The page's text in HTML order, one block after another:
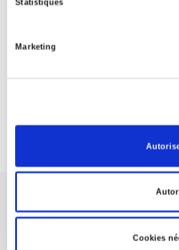
Statistiques
Marketing
Cookies
Je